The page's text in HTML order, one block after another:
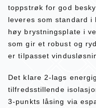
toppstrøk for god
leveres som standard i
høy brystningsplate i
som gir et robust og
er tilpasset
Det klare 2-lags
tilfredsstillende
3-punkts låsing via